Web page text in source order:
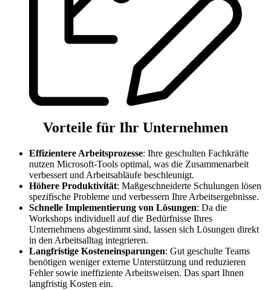
Vorteile für Ihr Unternehmen
Effizientere Arbeitsprozesse: Ihre geschulten Fachkräfte
nutzen Microsoft-Tools optimal, was die Zusammenarbeit
verbessert und Arbeitsabläufe beschleunigt.
Höhere Produktivität: Maßgeschneiderte Schulungen lösen
spezifische Probleme und verbessern Ihre Arbeitsergebnisse.
Schnelle Implementierung von Lösungen: Da die
Workshops individuell auf die Bedürfnisse Ihres
Unternehmens abgestimmt sind, lassen sich Lösungen direkt
in den Arbeitsalltag integrieren.
Langfristige Kosteneinsparungen: Gut geschulte Teams
benötigen weniger externe Unterstützung und reduzieren
Fehler sowie ineffiziente Arbeitsweisen. Das spart Ihnen
langfristig Kosten ein.